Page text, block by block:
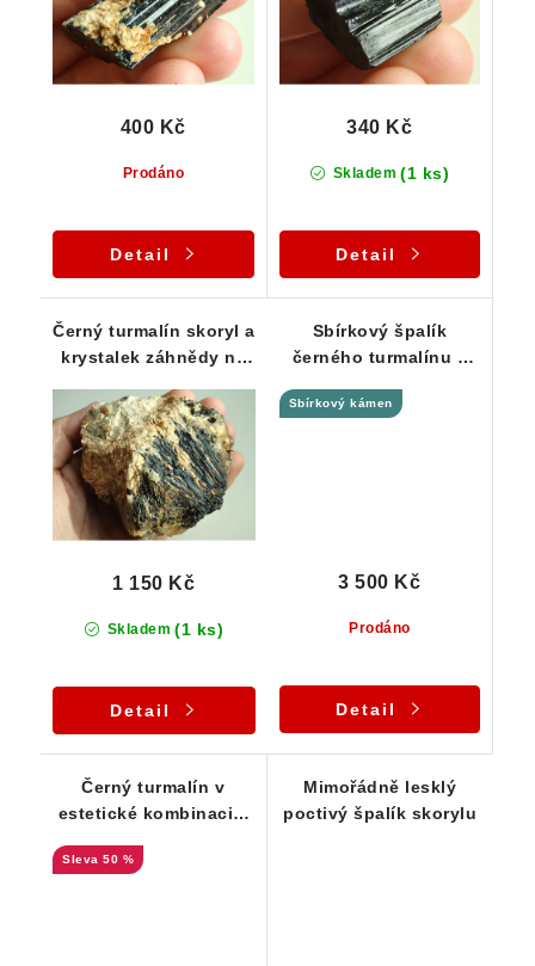
Prodáno
400 Kč
Detail
Skladem (1 ks)
340 Kč
Detail
Černý turmalín skoryl a
krystalek záhnědy na
Skladem (1 ks)
1 150 Kč
Detail
Sbírkový špalík
černého turmalínu s
zakončením
Sbírkový kámen
Prodáno
3 500 Kč
Detail
Černý turmalín v
estetické kombinaci s
muskovitem a drobnou
50 %
Mimořádně lesklý
poctivý špalík skorylu